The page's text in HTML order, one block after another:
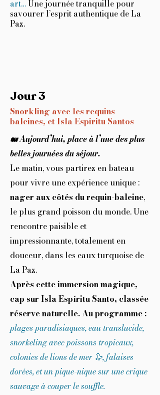
art…Une journée tranquille pour
savourer l’esprit authentique de La
Paz.
Jour 3
Snorkling avec les requins
baleines, et Isla Espiritu Santos
🐋Aujourd’hui, place à l’une des plus
belles journées du séjour.
Le matin, vous partirez en bateau
pour vivre une expérience unique :
nager aux côtés du requin-baleine,
le plus grand poisson du monde. Une
rencontre paisible et
impressionnante, totalement en
douceur, dans les eaux turquoise de
La Paz.
Après cette immersion magique,
cap sur Isla Espíritu Santo, classée
réserve naturelle.Au programme :
plages paradisiaques, eau translucide,
snorkeling avec poissons tropicaux,
colonies de lions de mer 🦭, falaises
dorées, et un pique-nique sur une crique
sauvage à couper le souffle.